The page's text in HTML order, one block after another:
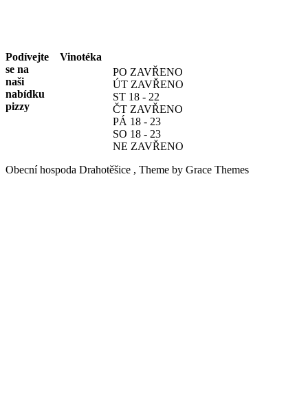
Podívejte
se na
naši
nabídku
pizzy
Vinotéka
PO ZAVŘENO
ÚT ZAVŘENO
ST 18 - 22
ČT ZAVŘENO
PÁ 18 - 23
SO 18 - 23
NE ZAVŘENO
Obecní hospoda Drahotěšice , Theme by Grace Themes